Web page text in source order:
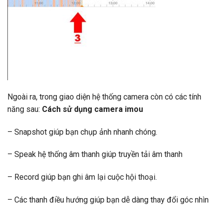
Ngoài ra, trong giao diện hệ thống camera còn có các tính
năng sau: Cách sử dụng camera imou
– Snapshot giúp bạn chụp ảnh nhanh chóng.
– Speak hệ thống âm thanh giúp truyền tải âm thanh
– Record giúp bạn ghi âm lại cuộc hội thoại.
– Các thanh điều hướng giúp bạn dễ dàng thay đổi góc nhìn